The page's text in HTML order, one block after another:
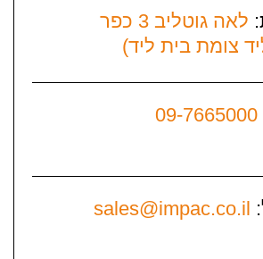
לאה גוטליב 3 כפר
צומת בית ליד)